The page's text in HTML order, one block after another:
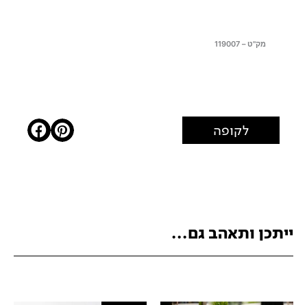
מק"ט – 119007
לקופה
ייתכן ותאהב גם...